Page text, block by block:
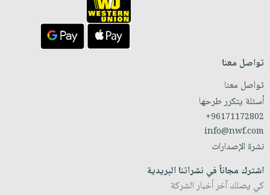
تواصل معنا
تواصل معنا
أسئلة يتكرر طرحها
+96171172802
info@nwf.com
نشرة الإصدارات
اشترك مجاناً في نشراتنا البريدية
كي يصلك آخر أخبار الشركة